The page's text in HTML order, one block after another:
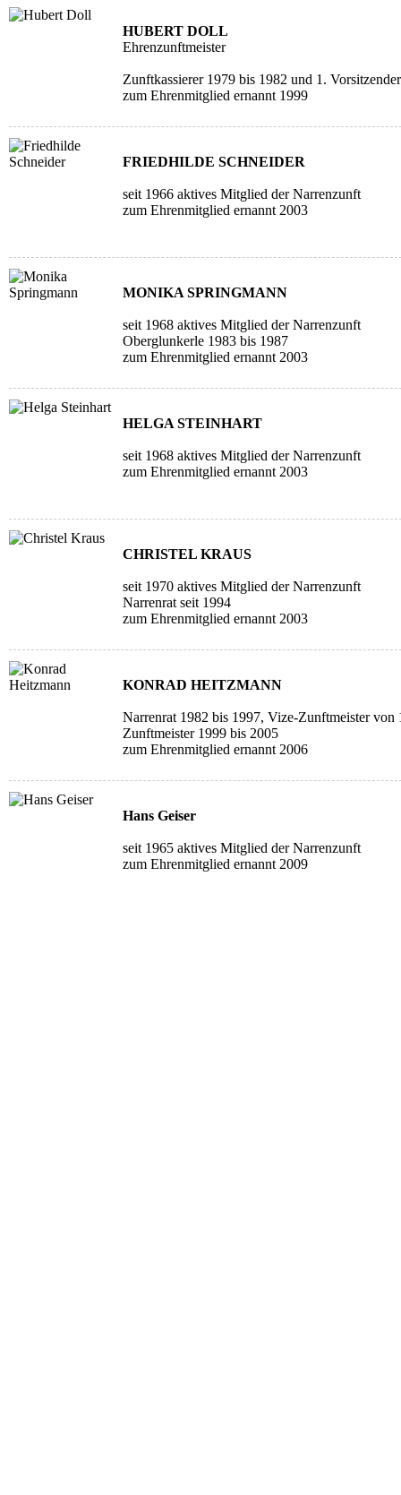
HUBERT DOLL
Ehrenzunftmeister
Zunftkassierer 1979 bis 1982 und 1.
zum Ehrenmitglied ernannt 1999
FRIEDHILDE SCHNEIDER
seit 1966 aktives Mitglied der Narrenzunft
zum Ehrenmitglied ernannt 2003
MONIKA SPRINGMANN
seit 1968 aktives Mitglied der Narrenzunft
Oberglunkerle 1983 bis 1987
zum Ehrenmitglied ernannt 2003
HELGA STEINHART
seit 1968 aktives Mitglied der Narrenzunft
zum Ehrenmitglied ernannt 2003
CHRISTEL KRAUS
seit 1970 aktives Mitglied der Narrenzunft
Narrenrat seit 1994
zum Ehrenmitglied ernannt 2003
KONRAD HEITZMANN
Narrenrat 1982 bis 1997, Vize-Zunftmeister von
Zunftmeister 1999 bis 2005
zum Ehrenmitglied ernannt 2006
Hans Geiser
seit 1965 aktives Mitglied der Narrenzunft
zum Ehrenmitglied ernannt 2009